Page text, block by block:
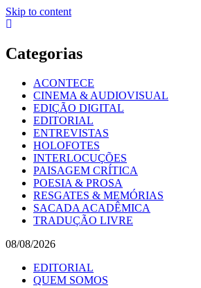
Skip to content
Categorias
ACONTECE
CINEMA & AUDIOVISUAL
EDIÇÃO DIGITAL
EDITORIAL
ENTREVISTAS
HOLOFOTES
INTERLOCUÇÕES
PAISAGEM CRÍTICA
POESIA & PROSA
RESGATES & MEMÓRIAS
SACADA ACADÊMICA
TRADUÇÃO LIVRE
08/08/2026
EDITORIAL
QUEM SOMOS